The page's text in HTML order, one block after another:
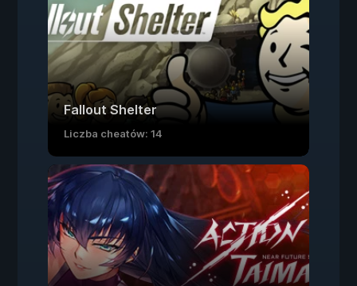
Fallout Shelter
Liczba cheatów: 14